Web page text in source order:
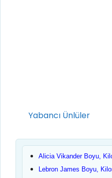
Kategoriler
Yabancı Ünlüler
Alicia Vikander Boyu,
Lebron James Boyu,